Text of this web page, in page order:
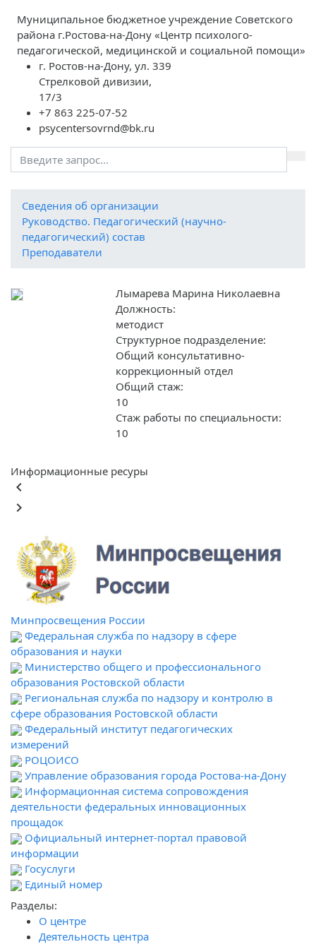
Муниципальное бюджетное учреждение Советского
района г.Ростова-на-Дону «Центр психолого-
педагогической, медицинской и социальной помощи»
г. Ростов-на-Дону, ул. 339
Стрелковой дивизии,
17/3
+7 863 225-07-52
psycentersovrnd@bk.ru
Cведения об организации
Руководство. Педагогический (научно-
педагогический) состав
Преподаватели
Лымарева Марина Николаевна
Должность:
методист
Структурное подразделение:
Общий консультативно-
коррекционный отдел
Общий стаж:
10
Стаж работы по специальности:
10
Информационные ресуры
keyboard_arrow_left
keyboard_arrow_right
Минпросвещения России
Федеральная служба по надзору в сфере
образования и науки
Министерство общего и профессионального
образования Ростовской области
Региональная служба по надзору и контролю в
сфере образования Ростовской области
Федеральный институт педагогических
измерений
РОЦОИСО
Управление образования города Ростова-на-Дону
Информационная система сопровождения
деятельности федеральных инновационных
прощадок
Официальный интернет-портал правовой
информации
Госуслуги
Единый номер
Разделы:
О центре
Деятельность центра